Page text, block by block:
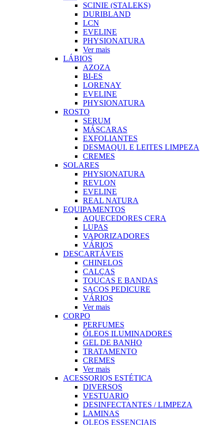
SCINIE (STALEKS)
DURIBLAND
LCN
EVELINE
PHYSIONATURA
Ver mais
LÁBIOS
AZOZA
BI-ES
LORENAY
EVELINE
PHYSIONATURA
ROSTO
SERUM
MÁSCARAS
EXFOLIANTES
DESMAQUI. E LEITES LIMPEZA
CREMES
SOLARES
PHYSIONATURA
REVLON
EVELINE
REAL NATURA
EQUIPAMENTOS
AQUECEDORES CERA
LUPAS
VAPORIZADORES
VÁRIOS
DESCARTÁVEIS
CHINELOS
CALÇAS
TOUCAS E BANDAS
SACOS PEDICURE
VÁRIOS
Ver mais
CORPO
PERFUMES
ÓLEOS ILUMINADORES
GEL DE BANHO
TRATAMENTO
CREMES
Ver mais
ACESSORIOS ESTÉTICA
DIVERSOS
VESTUARIO
DESINFECTANTES / LIMPEZA
LAMINAS
OLEOS ESSENCIAIS